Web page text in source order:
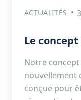
ACTUALITÉS
Le
Notre
nouvellement
conçue pour